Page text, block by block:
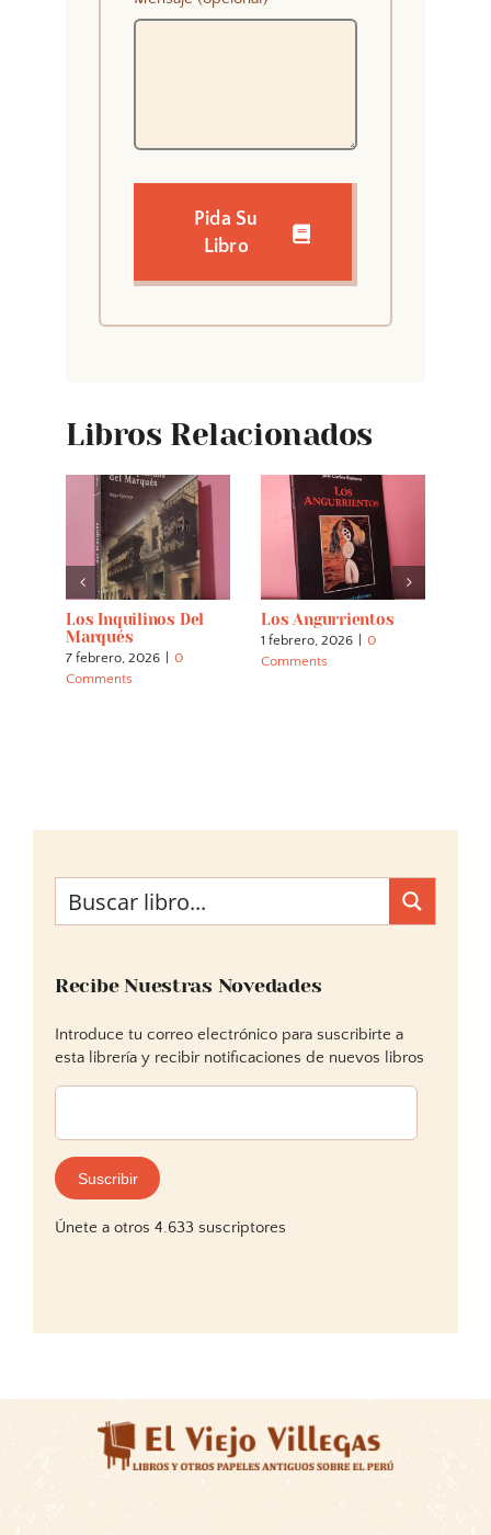
Pida Su
Libro
Libros Relacionados
Los Inquilinos Del
Marqués
7 febrero, 2026
0
Comments
Los Angurrientos
1 febrero, 2026
0
Comments
Recibe Nuestras Novedades
Introduce tu correo electrónico para suscribirte a
esta librería y recibir notificaciones de nuevos libros
Dirección
correo
electrónico:
Suscribir
Únete a otros 4.633 suscriptores